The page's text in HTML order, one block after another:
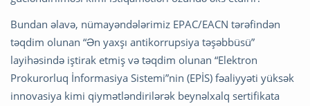
Bundan əlavə, nümayəndələrimiz EPAC/EACN tərəfindən
təqdim olunan “Ən yaxşı antikorrupsiya təşəbbüsü”
layihəsində iştirak etmiş və təqdim olunan “Elektron
Prokurorluq İnformasiya Sistemi”nin (EPİS) fəaliyyəti yüksək
innovasiya kimi qiymətləndirilərək beynəlxalq sertifikata